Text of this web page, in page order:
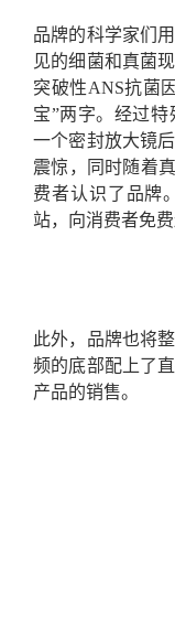
品牌的科学家们
见的细菌和真菌
突破性 ANS抗菌
宝”两字。经过
一个密封放大镜
震惊，同时随着
费者认识了品牌
站，向消费者免
此外，品牌也将
频的底部配上了
产品的销售。